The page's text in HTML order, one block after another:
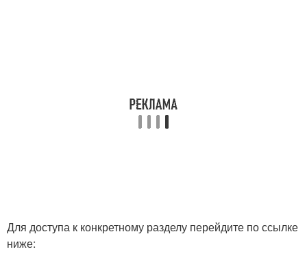
Для доступа к конкретному разделу перейдите по ссылке
ниже: